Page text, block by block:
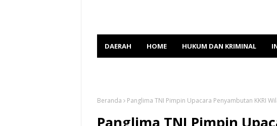
DAERAH HOME HUKUM DAN KRIMINAL
Beranda Panglima TNI Pimpin Upacara Penyambutan KKRI
Panglima TNI Pimpin